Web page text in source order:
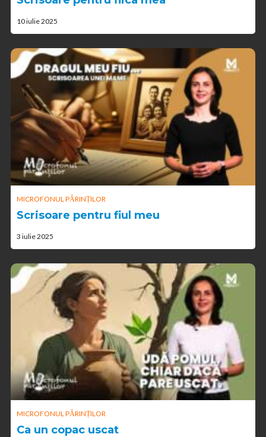
10 iulie 2025
MICROFONUL PĂRINȚILOR
Scrisoare pentru fiul meu
3 iulie 2025
MICROFONUL PĂRINȚILOR
Ca un copac uscat